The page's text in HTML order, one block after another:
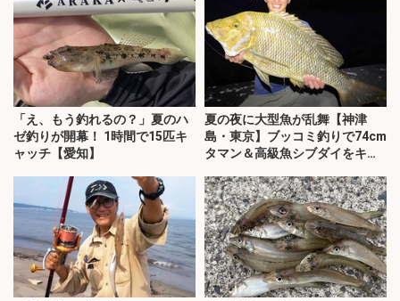
「え、もう釣れるの？」夏のハ
ゼ釣りが開幕！ 1時間で15匹キ
ャッチ【愛知】
夏の夜に大型魚が乱舞【神津
島・東京】ブッコミ釣りで74cm
タマン＆高級魚シブダイをキャ